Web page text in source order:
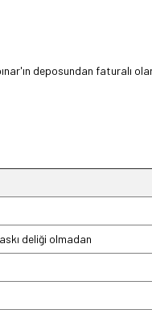
deposundan faturalı
deliği olmadan